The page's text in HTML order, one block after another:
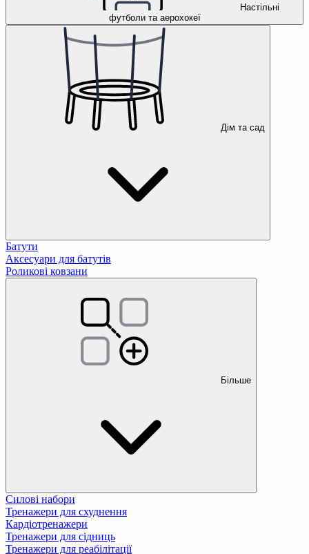
Настільні
футболи та аерохокеї
Дім та сад
Батути
Аксесуари для батутів
Роликові ковзани
Більше
Силові набори
Тренажери для схуднення
Кардіотренажери
Тренажери для сідниць
Тренажери для реабілітації